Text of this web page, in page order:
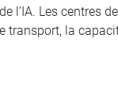
l’IA. Les centres
transport, la